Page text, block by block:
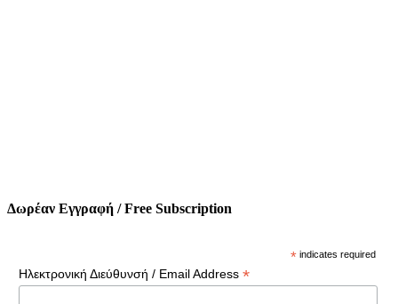
Δωρέαν Εγγραφή / Free Subscription
* indicates required
Ηλεκτρονική Διεύθυνσή / Email Address *